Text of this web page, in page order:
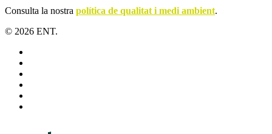
Consulta la nostra política de qualitat i medi ambient.
© 2026 ENT.